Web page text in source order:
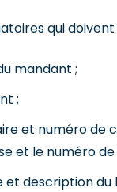
qui
mandant ;
;
et numéro de
et le numéro
et description du